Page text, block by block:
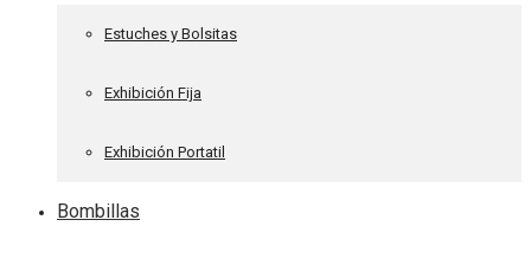
Estuches y Bolsitas
Exhibición Fija
Exhibición Portatil
Bombillas